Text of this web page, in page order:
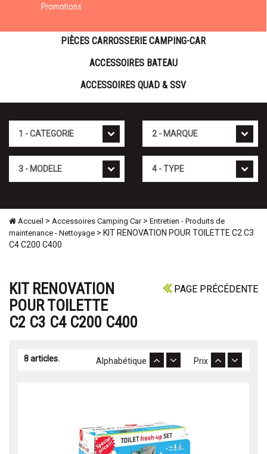
Promotions
PIÈCES CARROSSERIE CAMPING-CAR
ACCESSOIRES BATEAU
ACCESSOIRES QUAD & SSV
Accueil > Accessoires Camping Car> Entretien - Produits de
maintenance - Nettoyage > KIT RENOVATION POUR TOILETTE C2 C3
C4 C200 C400
PAGE PRÉCÉDENTE
KIT RENOVATION
POUR TOILETTE
C2 C3 C4 C200 C400
8 articles. Prix
Alphabétique